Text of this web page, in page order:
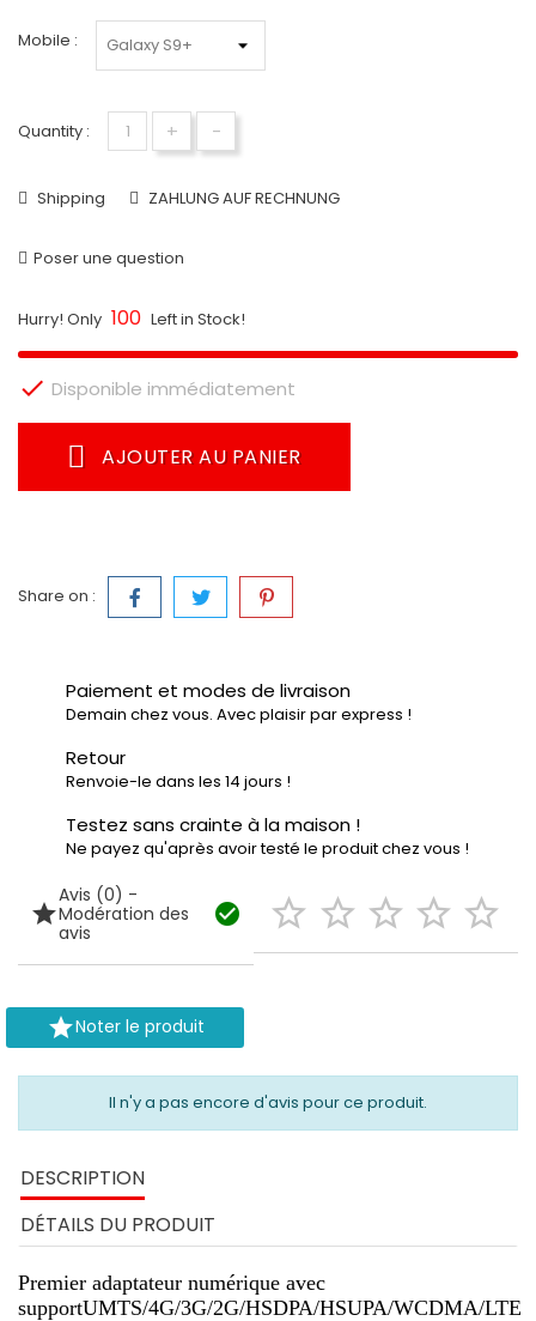
Mobile :
Quantity : + -
Shipping ZAHLUNG AUF RECHNUNG
Poser une question
Hurry! Only 100 Left in Stock!
 Disponible immédiatement
AJOUTER AU PANIER
Share on :
Paiement et modes de livraison
Demain chez vous. Avec plaisir par express !
Retour
Renvoie-le dans les 14 jours !
Testez sans crainte à la maison !
Ne payez qu'après avoir testé le produit chez vous !

Avis (0) -
Modération des
avis
     
Noter le produit
Il n'y a pas encore d'avis pour ce produit.
DESCRIPTION
DÉTAILS DU PRODUIT
Premier adaptateur numérique avec
supportUMTS/4G/3G/2G/HSDPA/HSUPA/WCDMA/LTE